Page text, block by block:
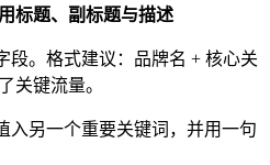
标题、副标题与描述
段。格式建议：品牌名 + 核心关
关键流量。
入另一个重要关键词，并用一句